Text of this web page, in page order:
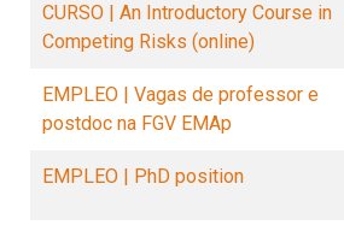
CURSO | An Introductory Course in
Competing Risks (online)
EMPLEO | Vagas de professor e
postdoc na FGV EMAp
EMPLEO | PhD position